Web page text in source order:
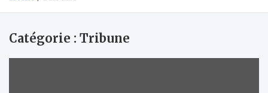
Catégorie : Tribune